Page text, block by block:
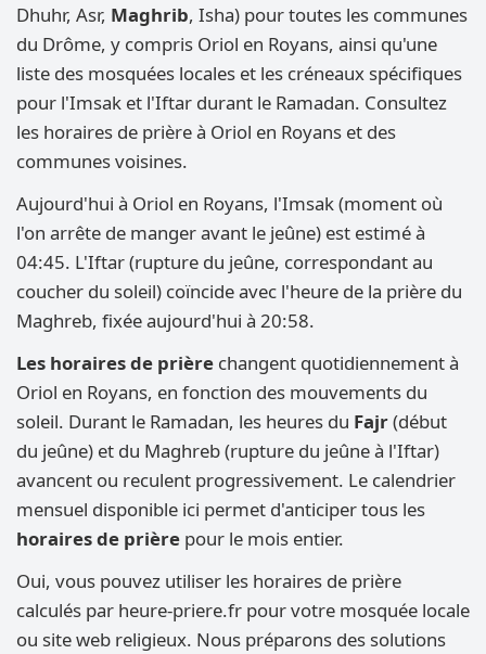
Dhuhr, Asr, Maghrib, Isha) pour toutes les communes
du Drôme, y compris Oriol en Royans, ainsi qu'une
liste des mosquées locales et les créneaux spécifiques
pour l'Imsak et l'Iftar durant le Ramadan. Consultez
les horaires de prière à Oriol en Royans et des
communes voisines.
Aujourd'hui à Oriol en Royans, l'Imsak (moment où
l'on arrête de manger avant le jeûne) est estimé à
04:45. L'Iftar (rupture du jeûne, correspondant au
coucher du soleil) coïncide avec l'heure de la prière du
Maghreb, fixée aujourd'hui à 20:58.
Les horaires de prière changent quotidiennement à
Oriol en Royans, en fonction des mouvements du
soleil. Durant le Ramadan, les heures du Fajr(début
du jeûne) et du Maghreb (rupture du jeûne à l'Iftar)
avancent ou reculent progressivement. Le calendrier
mensuel disponible ici permet d'anticiper tous les
horaires de prière pour le mois entier.
Oui, vous pouvez utiliser les horaires de prière
calculés par heure-priere.fr pour votre mosquée locale
ou site web religieux. Nous préparons des solutions